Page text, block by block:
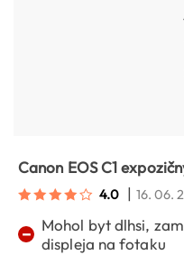
Canon EOS C1
4.0 | 16. 06.
−
Mohol byt dlhsi,
displeja na fotaku